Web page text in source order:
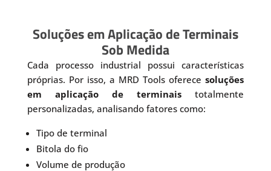
Soluções em Aplicação de Terminais
Sob Medida
Cada processo industrial possui características
próprias. Por isso, a MRD Tools oferecesoluções
em aplicação de terminais totalmente
personalizadas, analisando fatores como:
Tipo de terminal
Bitola do fio
Volume de produção